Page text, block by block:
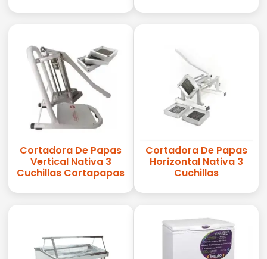
Cortadora De Papas
Vertical Nativa 3
Cuchillas Cortapapas
Cortadora De Papas
Horizontal Nativa 3
Cuchillas